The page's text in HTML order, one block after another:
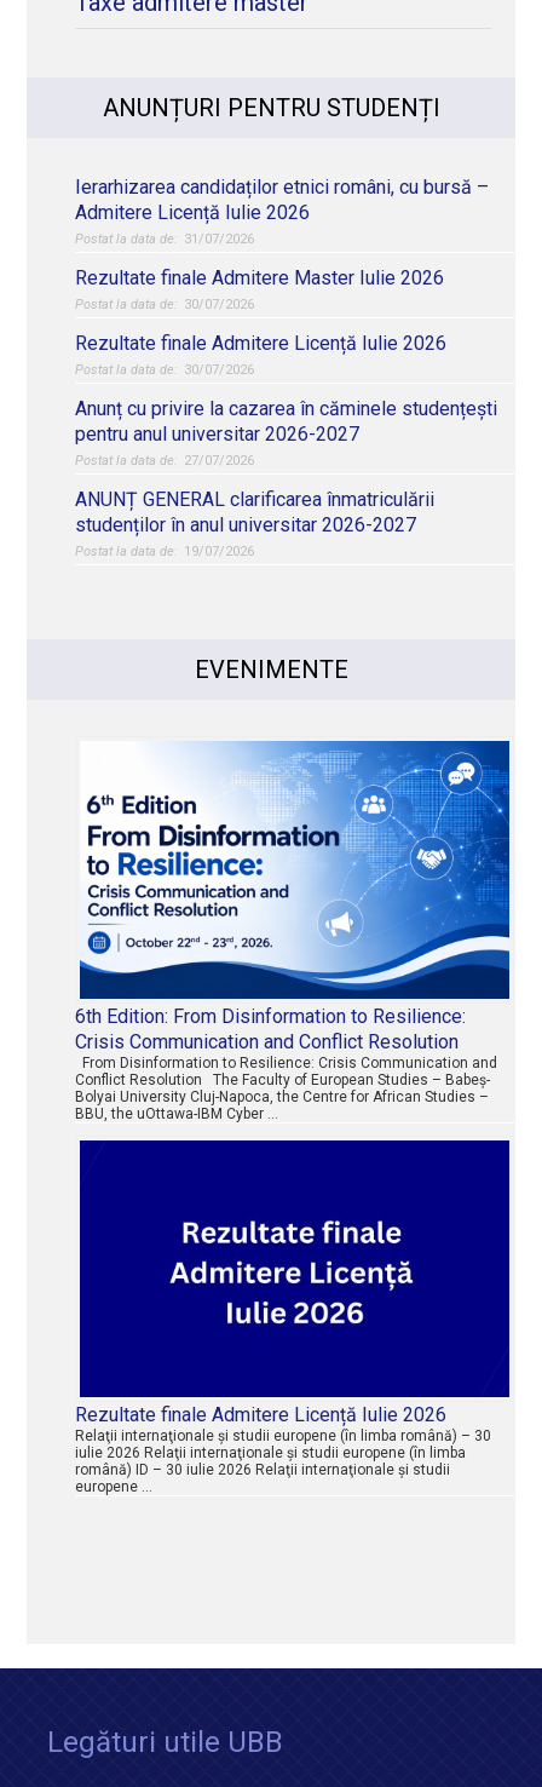
ANUNȚURI PENTRU STUDENȚI
Ierarhizarea candidaților etnici români, cu bursă –
Admitere Licență Iulie 2026
31/07/2026
Rezultate finale Admitere Master Iulie 2026
30/07/2026
Rezultate finale Admitere Licență Iulie 2026
30/07/2026
Anunț cu privire la cazarea în căminele studențești
pentru anul universitar 2026-2027
27/07/2026
ANUNȚ GENERAL clarificarea înmatriculării
studenților în anul universitar 2026-2027
19/07/2026
EVENIMENTE
6th Edition: From Disinformation to Resilience:
Crisis Communication and Conflict Resolution
From Disinformation to Resilience: Crisis Communication and
Conflict Resolution The Faculty of European Studies – Babeș-
Bolyai University Cluj-Napoca, the Centre for African Studies –
BBU, the uOttawa-IBM Cyber …
Rezultate finale Admitere Licență Iulie 2026
Relaţii internaţionale şi studii europene (în limba română) – 30
iulie 2026 Relaţii internaţionale şi studii europene (în limba
română) ID – 30 iulie 2026 Relaţii internaţionale şi studii
europene …
Legături utile UBB